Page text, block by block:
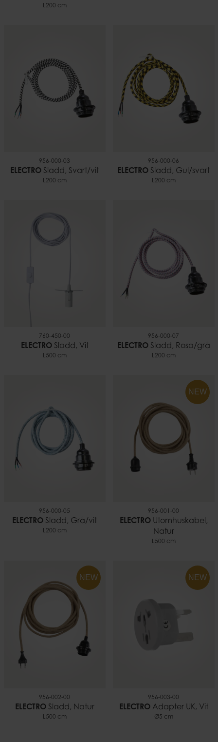
L200 cm
956-000-03
ELECTRO Sladd, Svart/vit
L200 cm
956-000-06
ELECTRO Sladd, Gul/svart
L200 cm
760-450-00
ELECTROSladd, Vit
L500 cm
956-000-07
ELECTROSladd, Rosa/grå
L200 cm
956-000-05
ELECTRO Sladd, Grå/vit
L200 cm
NEW
956-001-00
ELECTROUtomhuskabel,
Natur
L500 cm
NEW
956-002-00
ELECTROSladd, Natur
L500 cm
NEW
956-003-00
ELECTROAdapter UK, Vit
Ø5 cm